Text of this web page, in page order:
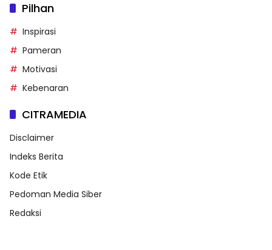
Pilhan
Inspirasi
Pameran
Motivasi
Kebenaran
CITRAMEDIA
Disclaimer
Indeks Berita
Kode Etik
Pedoman Media Siber
Redaksi